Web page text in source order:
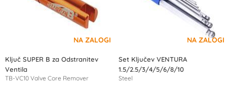
Ključ SUPER B za Odstranitev
Ventila
TB-VC10 Valve Core Remover
Set Ključev VENTURA
1.5/2.5/3/4/5/6/8/10
Steel